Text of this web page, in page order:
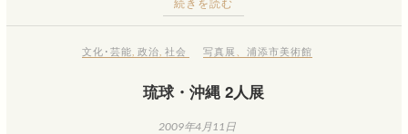
続きを読む
文化･芸能 政治 社会 写真展 浦添市美術館
琉球・沖縄 2人展
2009年4月11日